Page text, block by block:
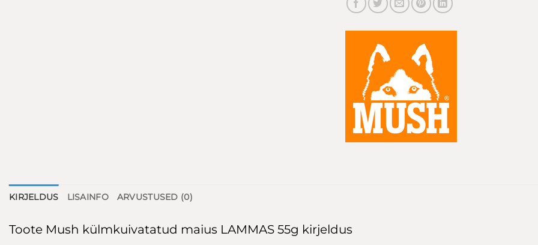
KIRJELDUS LISAINFO ARVUSTUSED (0)
Toote Mush külmkuivatatud maius LAMMAS 55g kirjeldus